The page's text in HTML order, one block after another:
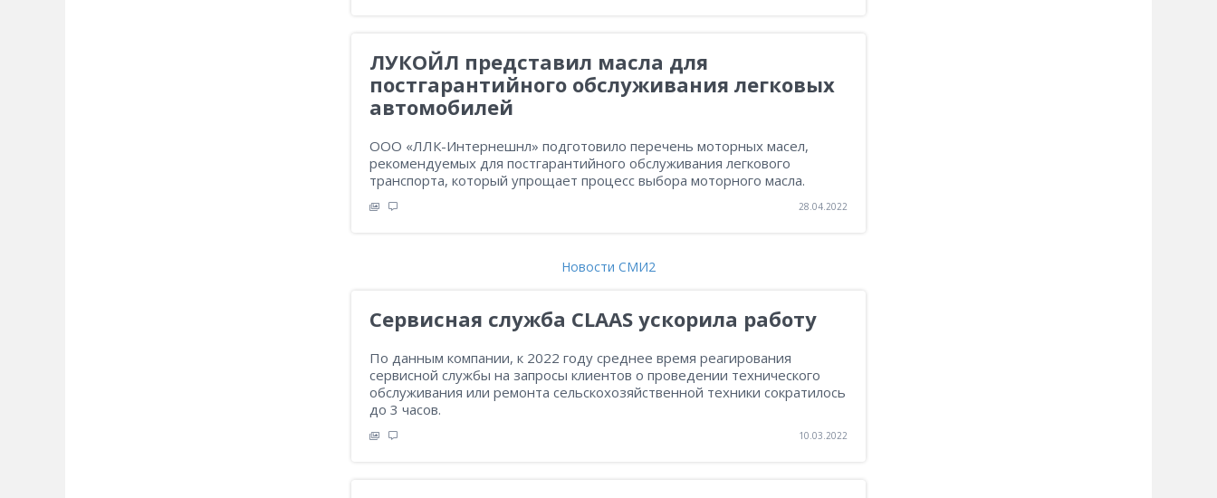
ЛУКОЙЛ представил масла для
постгарантийного обслуживания легковых
автомобилей
ООО «ЛЛК-Интернешнл» подготовило перечень моторных масел,
рекомендуемых для постгарантийного обслуживания легкового
транспорта, который упрощает процесс выбора моторного масла.
28.04.2022
Новости СМИ2
Сервисная служба CLAAS ускорила работу
По данным компании, к 2022 году среднее время реагирования
сервисной службы на запросы клиентов о проведении технического
обслуживания или ремонта сельскохозяйственной техники сократилось
до 3 часов.
10.03.2022